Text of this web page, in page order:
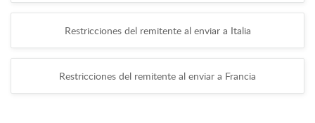
Restricciones del remitente al enviar a Italia
Restricciones del remitente al enviar a Francia